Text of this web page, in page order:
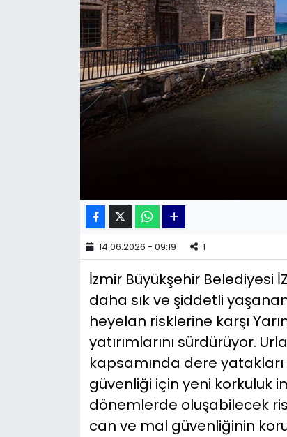
14.06.2026 - 09:19 1
İzmir Büyükşehir Belediyesi
daha sık ve şiddetli
heyelan risklerine karşı
yatırımlarını sürdürüyor.
kapsamında dere
güvenliği için yeni korkuluk
dönemlerde oluşabilecek
can ve mal güvenliğinin
POLİTİKA
SAĞLIK
Siyaset
Yaşam
YEREL POLİTİKA
YEREL YÖNETİMLER